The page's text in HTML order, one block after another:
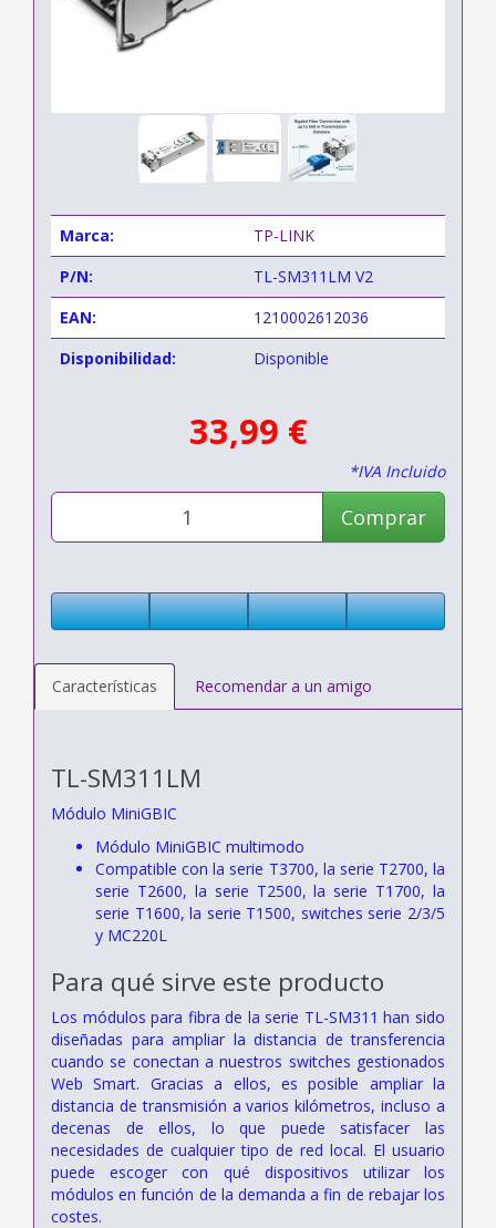
Marca:
TP-LINK
P/N:
TL-SM311LM V2
EAN:
1210002612036
Disponibilidad:
Disponible
33,99 €
*IVA Incluido
Comprar
Características Recomendar a un amigo
TL-SM311LM
Módulo MiniGBIC
Módulo MiniGBIC multimodo
Compatible con la serie T3700, la serie T2700, la
serie T2600, la serie T2500, la serie T1700, la
serie T1600, la serie T1500, switches serie 2/3/5
y MC220L
Para qué sirve este producto
Los módulos para fibra de la serie TL-SM311 han sido
diseñadas para ampliar la distancia de transferencia
cuando se conectan a nuestros switches gestionados
Web Smart. Gracias a ellos, es posible ampliar la
distancia de transmisión a varios kilómetros, incluso a
decenas de ellos, lo que puede satisfacer las
necesidades de cualquier tipo de red local. El usuario
puede escoger con qué dispositivos utilizar los
módulos en función de la demanda a fin de rebajar los
costes.